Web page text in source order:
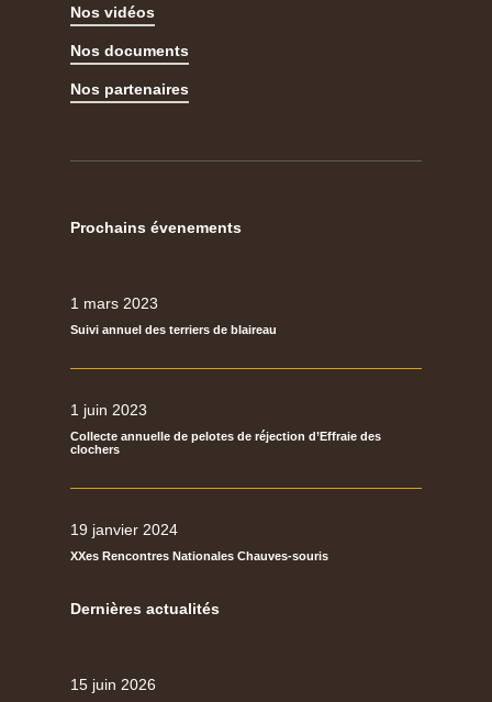
Nos vidéos
Nos documents
Nos partenaires
Prochains évenements
1 mars 2023
Suivi annuel des terriers de blaireau
1 juin 2023
Collecte annuelle de pelotes de réjection d’Effraie des
clochers
19 janvier 2024
XXes Rencontres Nationales Chauves-souris
Dernières actualités
15 juin 2026